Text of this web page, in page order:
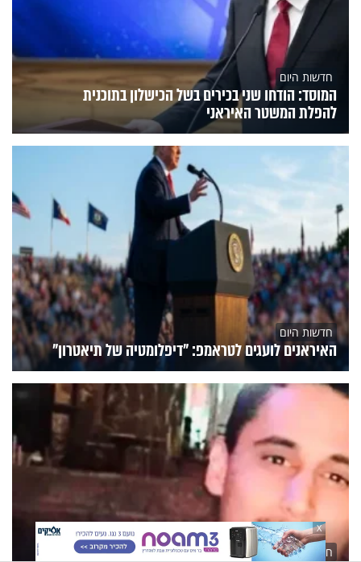
חדשות היום
המוסד: הודחו שני בכירים בשל הכישלון בתוכנית
להפלת המשטר האיראני
חדשות היום
האיראנים לועגים לטראמפ: "דיפלומטיה של תיאטרון"
חדשות היום
X